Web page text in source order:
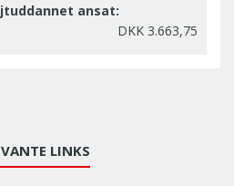
ansat:
DKK 3.663,75
LINKS